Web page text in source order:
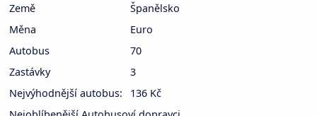
Země
Španělsko
Měna
Euro
Autobus
70
Zastávky
3
Nejvýhodnější autobus:
136 Kč